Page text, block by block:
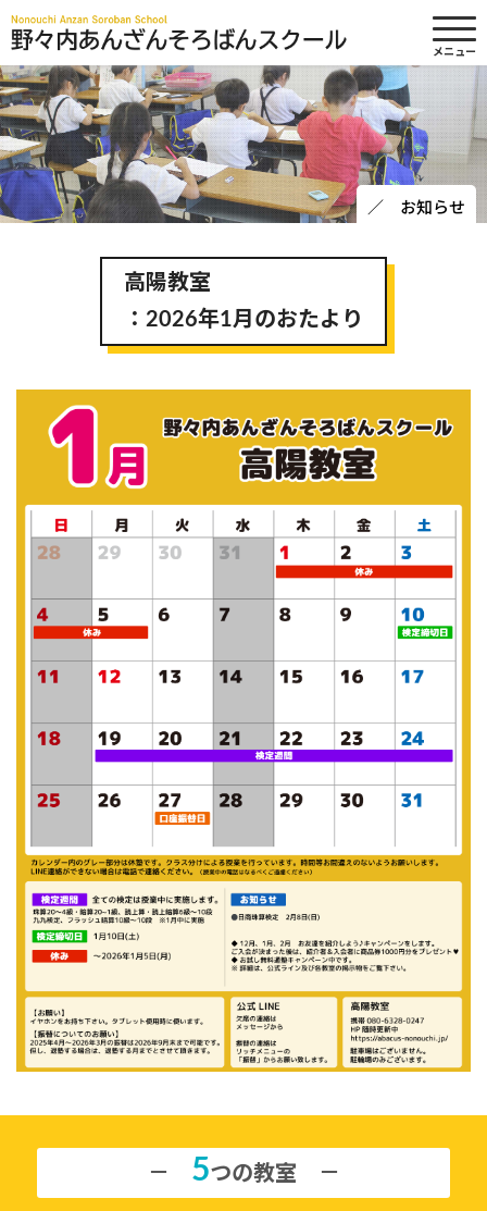
野々内
メニュー
／ お知らせ
高陽教室
：2026年1月のおたより
－ 5つの教室 －